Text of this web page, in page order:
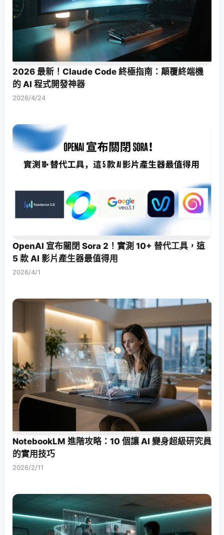
2026 最新！Claude Code 終極指南：顛覆終端機
的 AI 程式開發神器
2026/4/24
OpenAI 宣布關閉 Sora 2！實測 10+ 替代工具，這
5 款 AI 影片產生器最值得用
2026/4/1
NotebookLM 進階攻略：10 個讓 AI 變身超級研究員
的實用技巧
2026/2/11